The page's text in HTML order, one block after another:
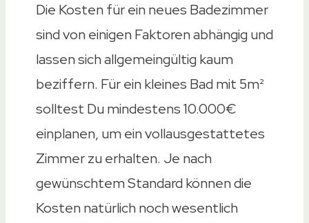
Die Kosten für ein neues Badezimmer
sind von einigen Faktoren abhängig und
lassen sich allgemeingültig kaum
beziffern. Für ein kleines Bad mit 5m²
solltest Du mindestens 10.000€
einplanen, um ein vollausgestattetes
Zimmer zu erhalten. Je nach
gewünschtem Standard können die
Kosten natürlich noch wesentlich